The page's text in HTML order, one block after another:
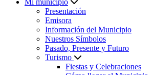
Mi municipio
Presentación
Emisora
Información del Municipio
Nuestros Símbolos
Pasado, Presente y Futuro
Turismo
Fiestas y Celebraciones